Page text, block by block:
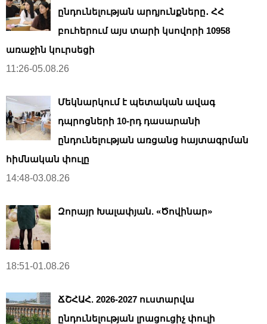
ընդունելության արդյունքները․ ՀՀ
բուհերում այս տարի կսովորի 10958
առաջին կուրսեցի
11:26-05.08.26
Մեկնարկում է պետական ավագ
դպրոցների 10-րդ դասարանի
ընդունելության առցանց հայտագրման
հիմնական փուլը
14:48-03.08.26
Զորայր Խալափյան. «Ծովինար»
18:51-01.08.26
ՃՇՀԱՀ. 2026-2027 ուստարվա
ընդունելության լրացուցիչ փուլի